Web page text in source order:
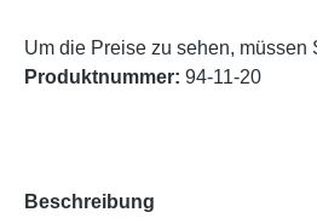
Um die Preise zu sehen, müssen
Produktnummer: 94-11-20
Beschreibung